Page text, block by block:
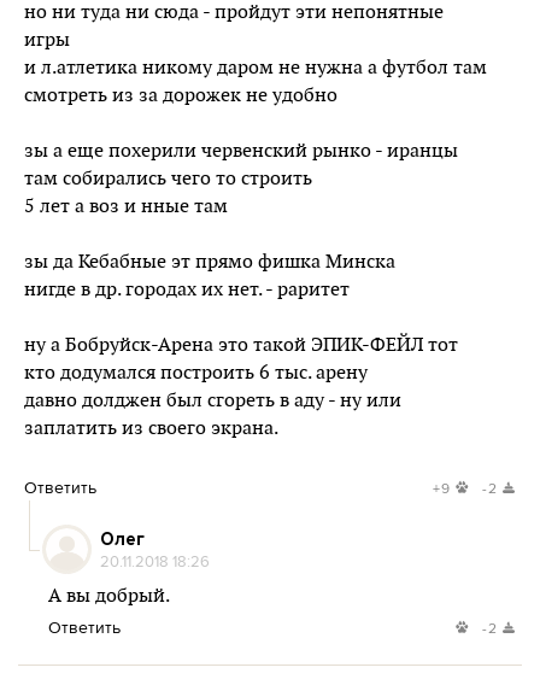
но ни туда ни сюда - пройдут эти непонятные
игры
и л.атлетика никому даром не нужна а футбол там
смотреть из за дорожек не удобно
зы а еще похерили червенский рынко - иранцы
там собирались чего то строить
5 лет а воз и нные там
зы да Кебабные эт прямо фишка Минска
нигде в др. городах их нет. - раритет
ну а Бобруйск-Арена это такой ЭПИК-ФЕЙЛ тот
кто додумался построить 6 тыс. арену
давно долджен был сгореть в аду - ну или
заплатить из своего экрана.
Ответить +9 -2
Олег
20.11.2018 18:26
А вы добрый.
Ответить -2